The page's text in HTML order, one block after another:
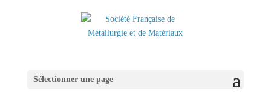
Sélectionner une page